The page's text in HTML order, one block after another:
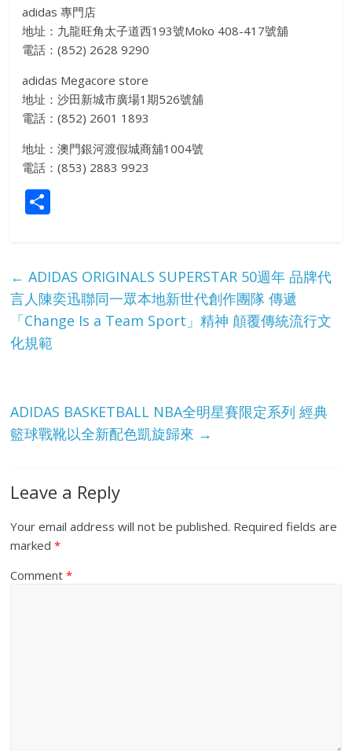
adidas 專門店
地址：九龍旺角太子道西193號Moko 408-417號舖
電話：(852) 2628 9290
adidas Megacore store
地址：沙田新城市廣場1期526號舖
電話：(852) 2601 1893
地址：澳門銀河渡假城商舖1004號
電話：(853) 2883 9923
e
← ADIDAS ORIGINALS SUPERSTAR 50週年 品牌代
言人陳奕迅聯同一眾本地新世代創作團隊 傳遞
「Change Is a Team Sport」精神 顛覆傳統流行文
化規範
ADIDAS BASKETBALL NBA全明星賽限定系列 經典
籃球戰靴以全新配色凱旋歸來 →
Leave a Reply
Your email address will not be published. Required fields are
marked*
Comment*